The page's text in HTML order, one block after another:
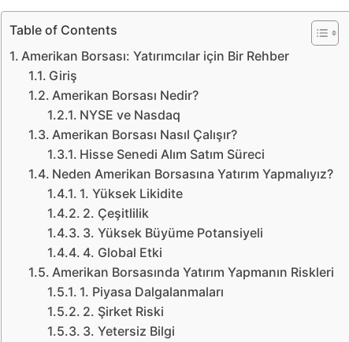
Table of Contents
Amerikan Borsası: Yatırımcılar için Bir Rehber
Giriş
Amerikan Borsası Nedir?
NYSE ve Nasdaq
Amerikan Borsası Nasıl Çalışır?
Hisse Senedi Alım Satım Süreci
Neden Amerikan Borsasına Yatırım Yapmalıyız?
1. Yüksek Likidite
2. Çeşitlilik
3. Yüksek Büyüme Potansiyeli
4. Global Etki
Amerikan Borsasında Yatırım Yapmanın Riskleri
1. Piyasa Dalgalanmaları
2. Şirket Riski
3. Yetersiz Bilgi